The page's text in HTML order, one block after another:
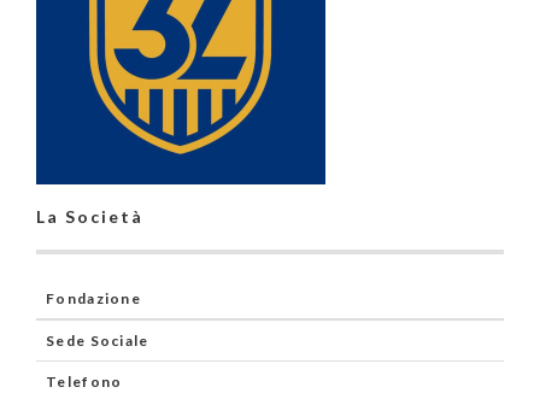
La Società
Fondazione
Sede Sociale
Telefono